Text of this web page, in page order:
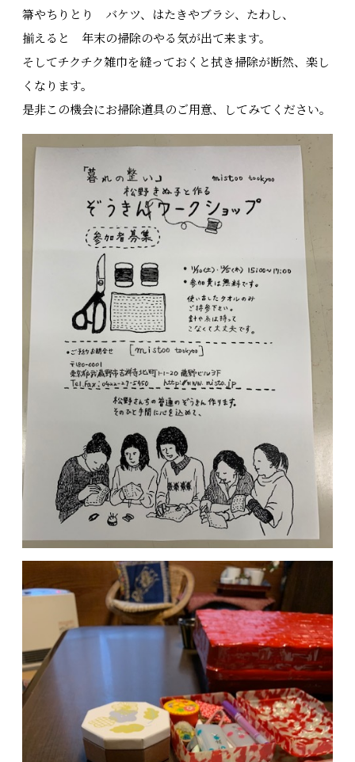
箒やちりとり バケツ、はたきやブラシ、たわし、
揃えると 年末の掃除のやる気が出て来ます。
そしてチクチク雑巾を縫っておくと拭き掃除が断然、楽し
くなります。
是非この機会にお掃除道具のご用意、してみてください。